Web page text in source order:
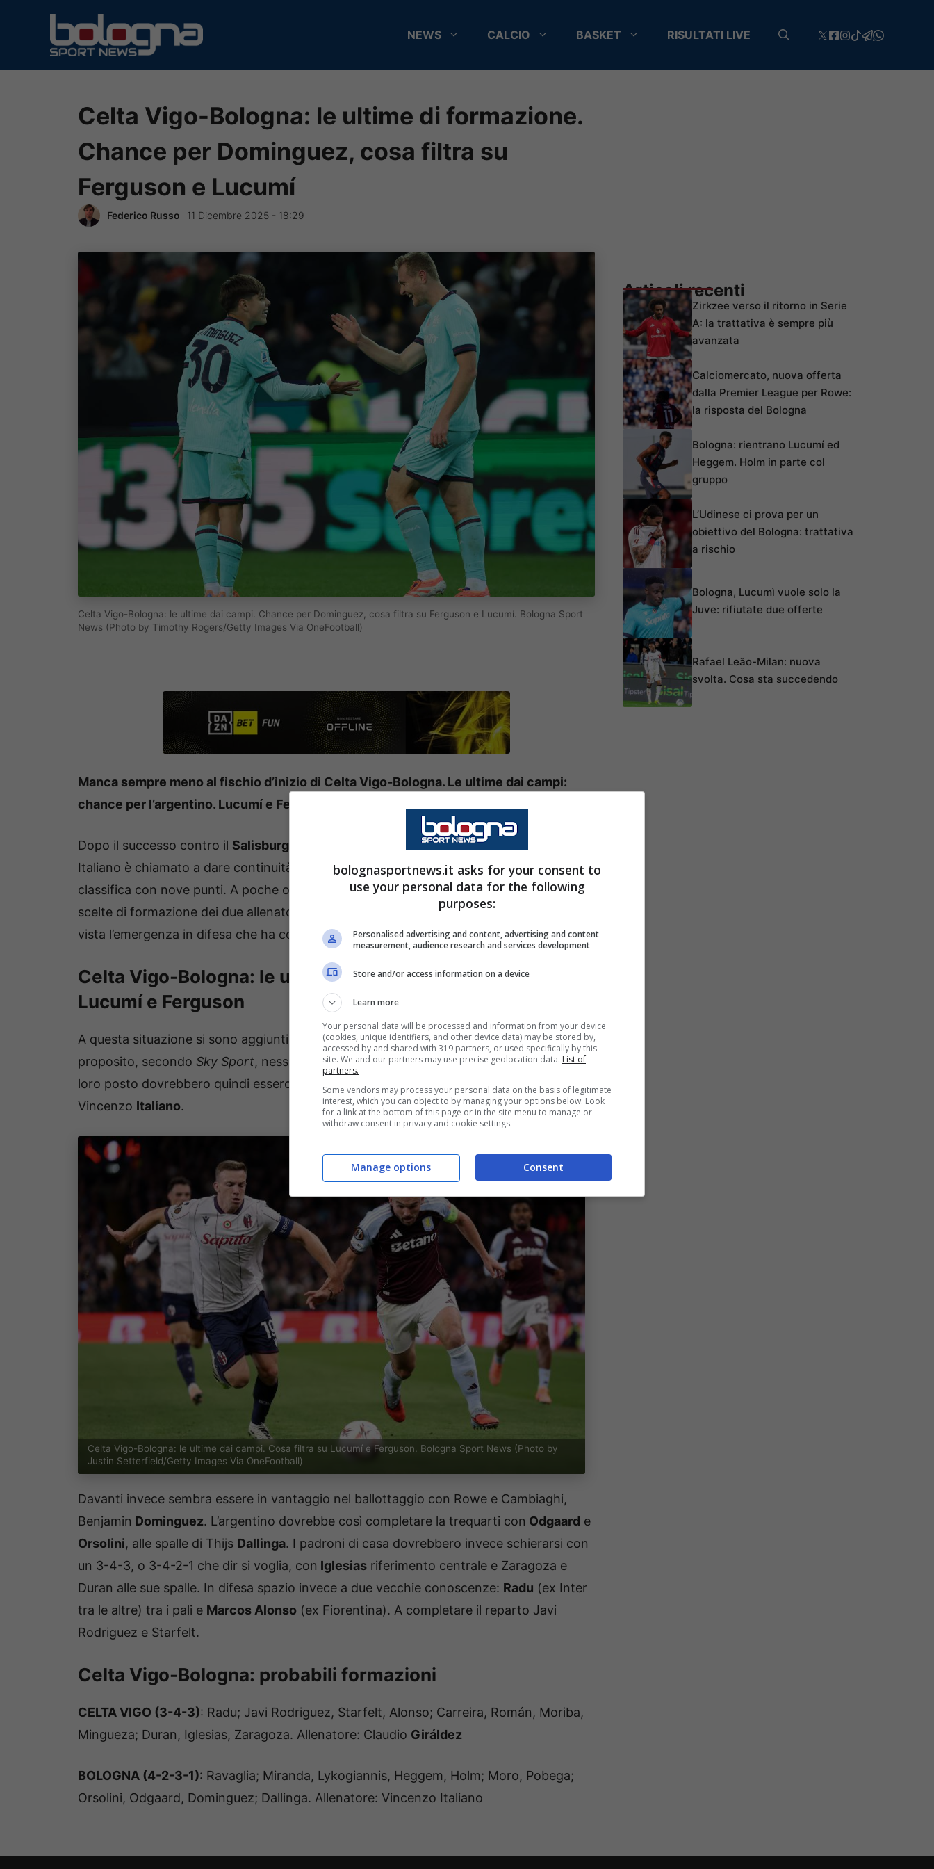
contenuto
NEWS CALCIO BASKET RISULTATI LIVE
Celta Vigo-Bologna: le ultime di formazione.
Chance per Dominguez, cosa filtra su
Ferguson e Lucumí
Federico Russo 11 Dicembre 2025 - 18:29
Celta Vigo-Bologna: le ultime dai campi. Chance per Dominguez, cosa filtra su Ferguson e Lucumí. Bologna Sport
News (Photo by Timothy Rogers/Getty Images Via OneFootball)
Manca sempre meno al fischio d’inizio di Celta Vigo-Bologna. Le ultime dai campi:
chance per l’argentino. Lucumí e Ferguson…
Dopo il successo contro il Salisburgo Europa League
Italiano è chiamato a dare continuità al Balaídos contro ilCelta Vigo, decimo in
classifica con nove punti. A poche ore dal fischio d’inizio c’è molta curiosità riguardo le
scelte di formazione dei due allenatori, in particolar modo quelle di Vincenzo
vista l’emergenza in difesa che ha colpito i felsinei negli ultimi giorni.
Celta Vigo-Bologna: le ultime dai campi. Cosa filtra su
Lucumí e Ferguson
A questa situazione si sono aggiunti i problemi fisici diFerguson e Lucumí.A questo
proposito, secondo Sky Sport, nessuno dei due partirà dal primo minuto questa sera. Al
loro posto dovrebbero quindi esserci
Moro e Lykogiannis
nel consueto 4-2-3-1 di
Vincenzo Italiano.
Celta Vigo-Bologna: le ultime dai campi. Cosa filtra su Lucumí e Ferguson. Bologna Sport News (Photo by
Justin Setterfield/Getty Images Via OneFootball)
Davanti invece sembra essere in vantaggio nel ballottaggio con Rowe e Cambiaghi,
Benjamin Dominguez. L’argentino dovrebbe così completare la trequarti con Odgaard e
Orsolini, alle spalle di Thijs Dallinga. I padroni di casa dovrebbero invece schierarsi con
un 3-4-3, o 3-4-2-1 che dir si voglia, con Iglesias riferimento centrale e Zaragoza e
Duran alle sue spalle. In difesa spazio invece a due vecchie conoscenze: Radu (ex Inter
tra le altre) tra i pali e Marcos Alonso (ex Fiorentina). A completare il reparto Javi
Rodriguez e Starfelt.
Celta Vigo-Bologna: probabili formazioni
CELTA VIGO (3-4-3): Radu; Javi Rodriguez, Starfelt, Alonso; Carreira, Román, Moriba,
Mingueza; Duran, Iglesias, Zaragoza. Allenatore: Claudio Giráldez
BOLOGNA (4-2-3-1): Ravaglia; Miranda, Lykogiannis, Heggem, Holm; Moro, Pobega;
Orsolini, Odgaard, Dominguez; Dallinga. Allenatore: Vincenzo Italiano
Articoli recenti
Zirkzee verso il ritorno in Serie
A: la trattativa è sempre più
avanzata
Calciomercato, nuova offerta
dalla Premier League per Rowe:
la risposta del Bologna
Bologna: rientrano Lucumí ed
Heggem. Holm in parte col
gruppo
L’Udinese ci prova per un
obiettivo del Bologna: trattativa
a rischio
Bologna, Lucumì vuole solo la
Juve: rifiutate due offerte
Rafael Leão-Milan: nuova
svolta. Cosa sta succedendo
bolognasportnews.it asks for your consent to
use your personal data for the following
purposes:
Personalised advertising and content, advertising and content
measurement, audience research and services development
Store and/or access information on a device
Learn more
Your personal data will be processed and information from your device
(cookies, unique identifiers, and other device data) may be stored by,
accessed by and shared with 319 partners, or used specifically by this
site. We and our partners may use precise geolocation data. List of
partners.
Some vendors may process your personal data on the basis of legitimate
interest, which you can object to by managing your options below. Look
for a link at the bottom of this page or in the site menu to manage or
withdraw consent in privacy and cookie settings.
Consent
Manage options